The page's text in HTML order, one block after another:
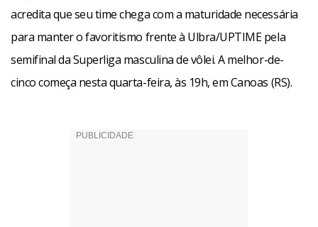
acredita que seu time chega com a maturidade necessária
para manter o favoritismo frente à Ulbra/UPTIME pela
semifinal da Superliga masculina de vôlei. A melhor-de-
cinco começa nesta quarta-feira, às 19h, em Canoas (RS).